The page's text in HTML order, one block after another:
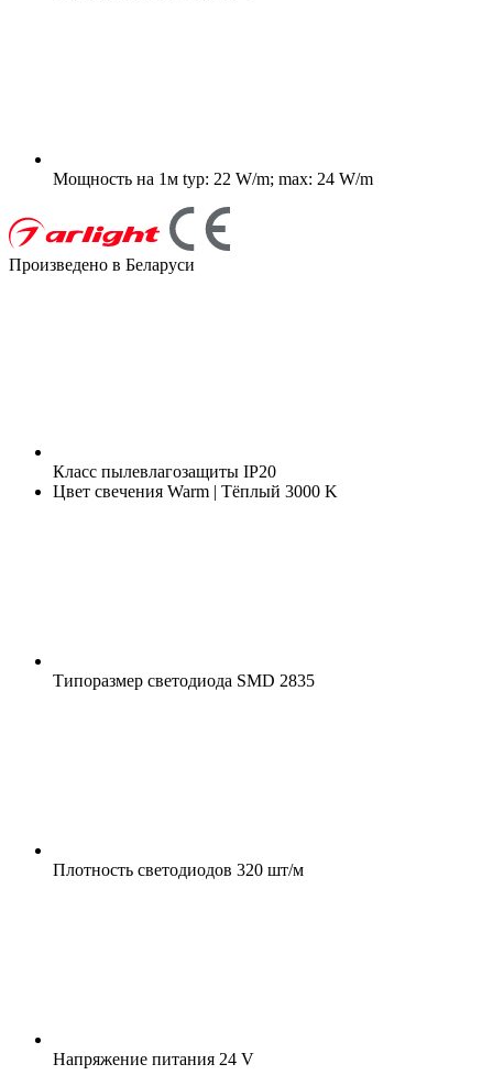
Мощность на 1м typ: 22 W/m; max: 24 W/m
Произведено в Беларуси
Класс пылевлагозащиты IP20
Цвет свечения Warm | Тёплый 3000 K
Типоразмер светодиода SMD 2835
Плотность светодиодов 320 шт/м
Напряжение питания 24 V